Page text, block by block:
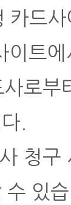
드사
이트
로부
.
청구
수 있